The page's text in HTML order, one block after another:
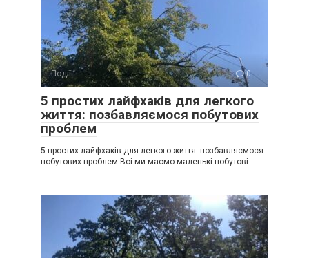
Події 0
5 простих лайфхаків для легкого
життя: позбавляємося побутових
проблем
5 простих лайфхаків для легкого життя: позбавляємося
побутових проблем Всі ми маємо маленькі побутові